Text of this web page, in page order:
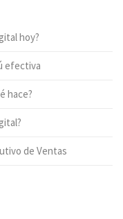
hoy?
efectiva
hace?
de Ventas